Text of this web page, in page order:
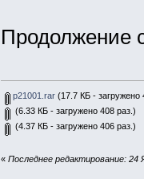
p21001.rar(17.7 КБ - загружено
(6.33 КБ - загружено 408 раз.)
(4.37 КБ - загружено 406 раз.)
« Последнее редактирование: 24